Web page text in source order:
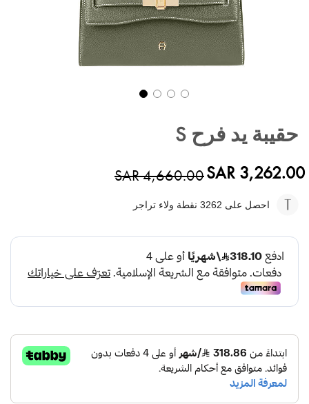
بداية
معرض
حقيبة يد فرح S
SAR 3,262.00
SAR 4,660.00
احصل على 3262 نقطة ولاء تراجر